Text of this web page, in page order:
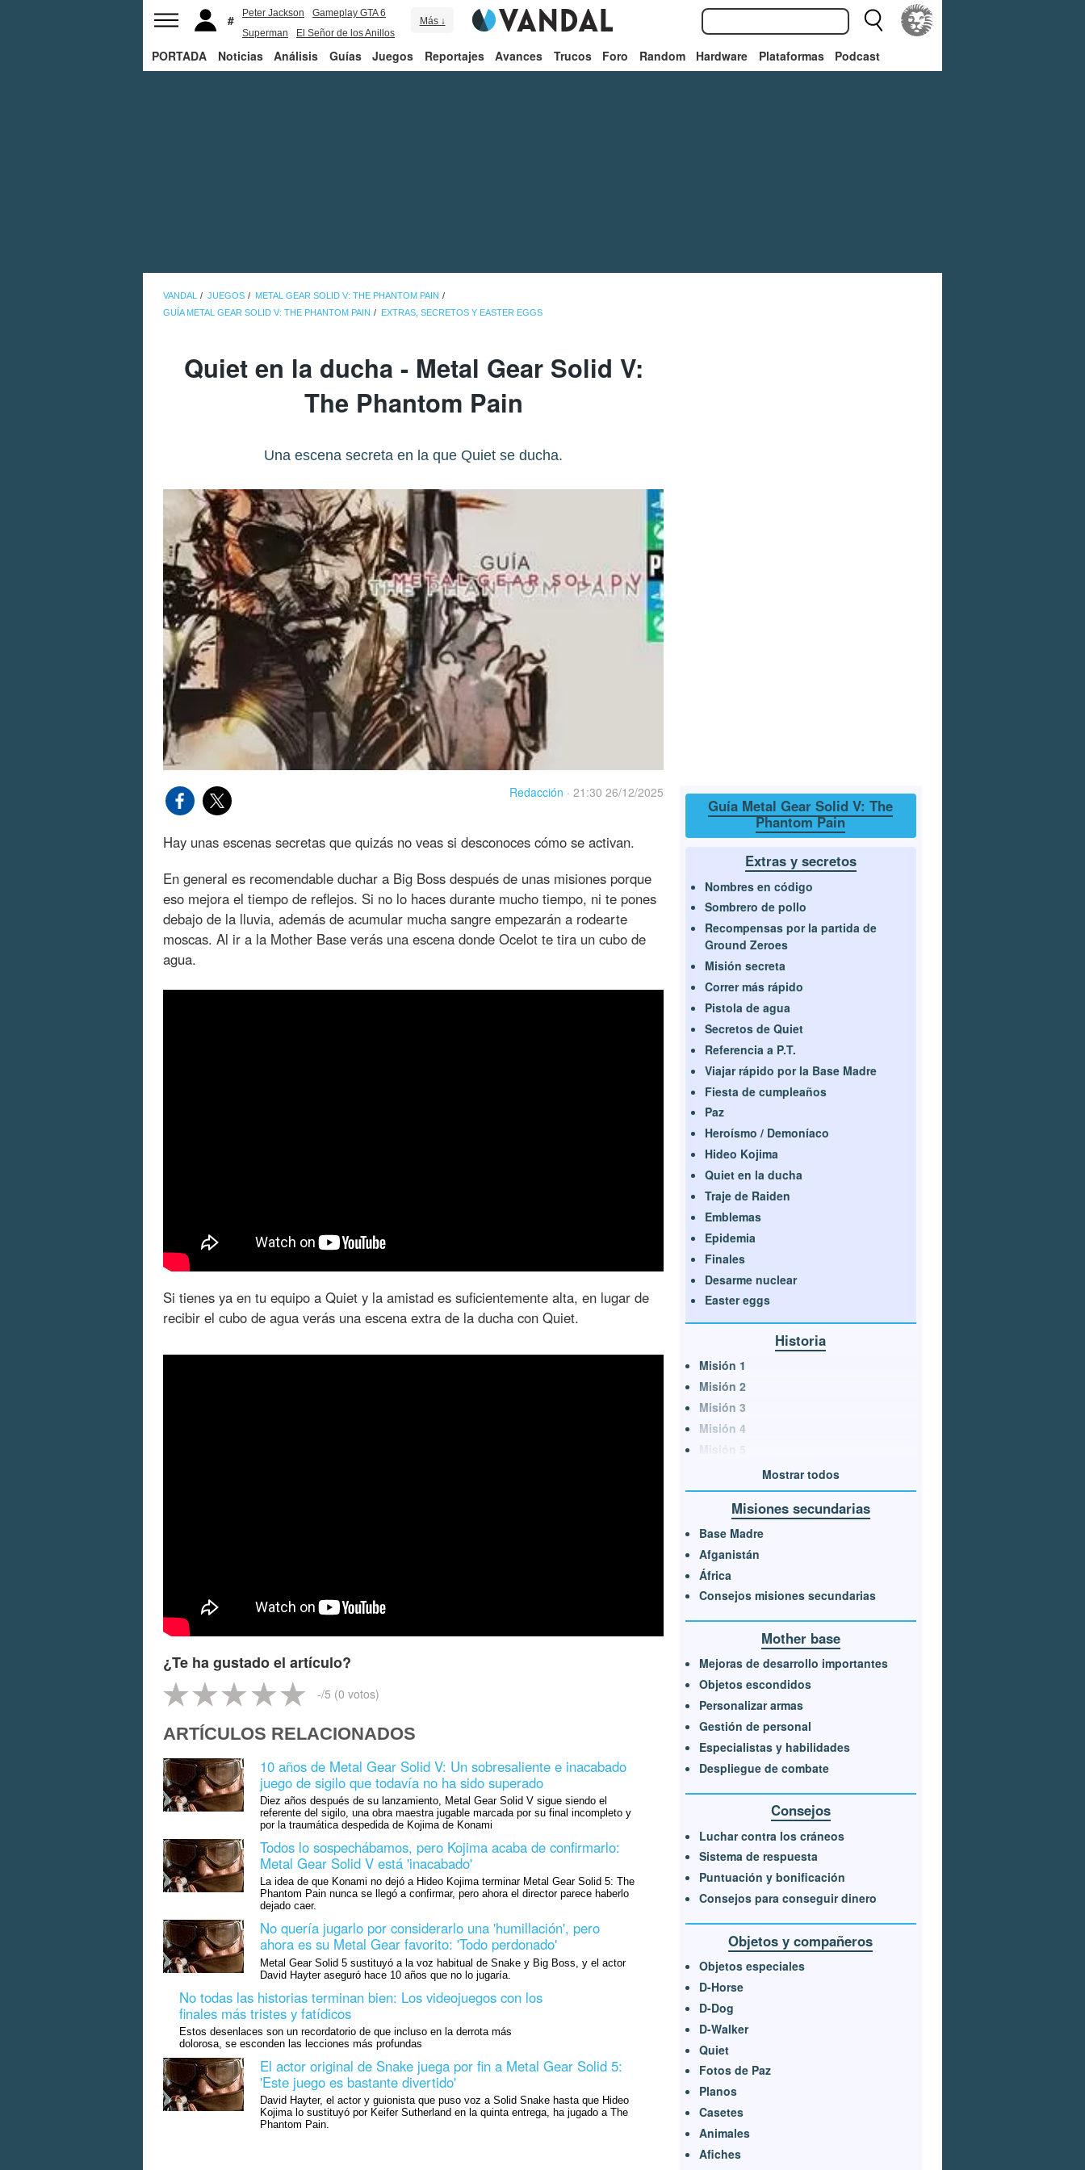
Peter Jackson
Gameplay GTA 6
Superman
El Señor de los Anillos
Más ↓
PORTADA Noticias Análisis Guías Juegos Reportajes Avances Trucos Foro Random Hardware Plataformas Podcast
VANDAL JUEGOS
METAL GEAR SOLID V: THE PHANTOM PAIN
GUÍA METAL GEAR SOLID V: THE PHANTOM PAIN
EXTRAS, SECRETOS Y EASTER EGGS
Quiet en la ducha - Metal Gear Solid V:
The Phantom Pain
Una escena secreta en la que Quiet se ducha.
Redacción · 21:30 26/12/2025
Hay unas escenas secretas que quizás no veas si desconoces cómo se activan.
En general es recomendable duchar a Big Boss después de unas misiones porque
eso mejora el tiempo de reflejos. Si no lo haces durante mucho tiempo, ni te pones
debajo de la lluvia, además de acumular mucha sangre empezarán a rodearte
moscas. Al ir a la Mother Base verás una escena donde Ocelot te tira un cubo de
agua.
Si tienes ya en tu equipo a Quiet y la amistad es suficientemente alta, en lugar de
recibir el cubo de agua verás una escena extra de la ducha con Quiet.
¿Te ha gustado el artículo?
-/5 (0 votos)
ARTÍCULOS RELACIONADOS
10 años de Metal Gear Solid V: Un sobresaliente e inacabado
juego de sigilo que todavía no ha sido superado
Diez años después de su lanzamiento, Metal Gear Solid V sigue siendo el
referente del sigilo, una obra maestra jugable marcada por su final incompleto y
por la traumática despedida de Kojima de Konami
Todos lo sospechábamos, pero Kojima acaba de confirmarlo:
Metal Gear Solid V está 'inacabado'
La idea de que Konami no dejó a Hideo Kojima terminar Metal Gear Solid 5: The
Phantom Pain nunca se llegó a confirmar, pero ahora el director parece haberlo
dejado caer.
No quería jugarlo por considerarlo una 'humillación', pero
ahora es su Metal Gear favorito: 'Todo perdonado'
Metal Gear Solid 5 sustituyó a la voz habitual de Snake y Big Boss, y el actor
David Hayter aseguró hace 10 años que no lo jugaría.
No todas las historias terminan bien: Los videojuegos con los
finales más tristes y fatídicos
Estos desenlaces son un recordatorio de que incluso en la derrota más
dolorosa, se esconden las lecciones más profundas
El actor original de Snake juega por fin a Metal Gear Solid 5:
'Este juego es bastante divertido'
David Hayter, el actor y guionista que puso voz a Solid Snake hasta que Hideo
Kojima lo sustituyó por Keifer Sutherland en la quinta entrega, ha jugado a The
Phantom Pain.
Guía Metal Gear Solid V: The
Phantom Pain
Extras y secretos
Nombres en código
Sombrero de pollo
Recompensas por la partida de
Ground Zeroes
Misión secreta
Correr más rápido
Pistola de agua
Secretos de Quiet
Referencia a P.T.
Viajar rápido por la Base Madre
Fiesta de cumpleaños
Paz
Heroísmo / Demoníaco
Hideo Kojima
Quiet en la ducha
Traje de Raiden
Emblemas
Epidemia
Finales
Desarme nuclear
Easter eggs
Historia
Misión 1
Misión 2
Misión 3
Misión 4
Misión 5
Mostrar todos
Misiones secundarias
Base Madre
Afganistán
África
Consejos misiones secundarias
Mother base
Mejoras de desarrollo importantes
Objetos escondidos
Personalizar armas
Gestión de personal
Especialistas y habilidades
Despliegue de combate
Consejos
Luchar contra los cráneos
Sistema de respuesta
Puntuación y bonificación
Consejos para conseguir dinero
Objetos y compañeros
Objetos especiales
D-Horse
D-Dog
D-Walker
Quiet
Fotos de Paz
Planos
Casetes
Animales
Afiches